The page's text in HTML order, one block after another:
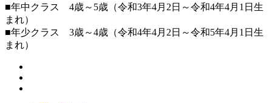
■年中クラス 4歳～5歳（令和3年4月2日～令和4年4月1日生
まれ）
■年少クラス 3歳～4歳（令和4年4月2日～令和5年4月1日生
まれ）